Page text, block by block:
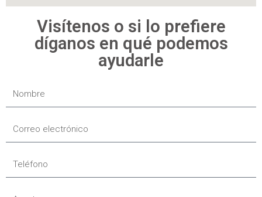
Visítenos o si lo prefiere
díganos en qué podemos
ayudarle